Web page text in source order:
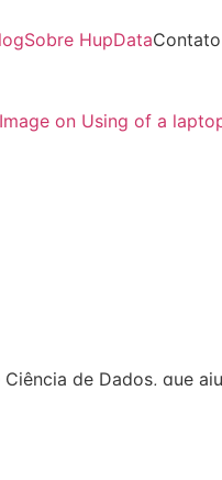
Sobre HupDataContato
de Dados, que